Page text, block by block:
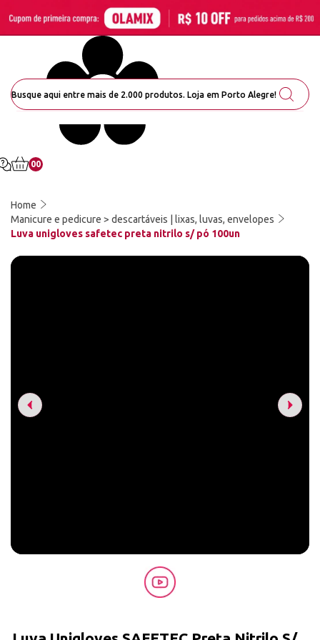
00
Home
Manicure e pedicure > descartáveis | lixas, luvas, envelopes
Luva unigloves safetec preta nitrilo s/ pó 100un